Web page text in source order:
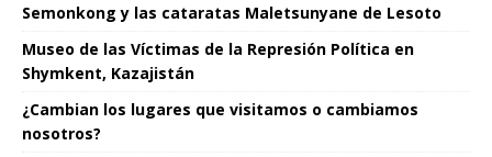
Semonkong y las cataratas Maletsunyane de Lesoto
Museo de las Víctimas de la Represión Política en
Shymkent, Kazajistán
¿Cambian los lugares que visitamos o cambiamos
nosotros?